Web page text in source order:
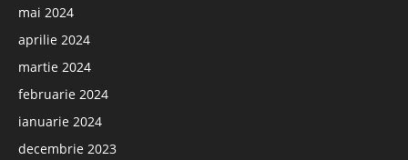
mai 2024
aprilie 2024
martie 2024
februarie 2024
ianuarie 2024
decembrie 2023